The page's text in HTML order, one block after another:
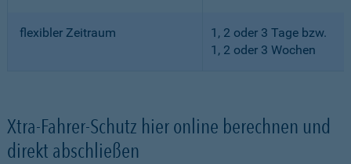
flexibler Zeitraum
1, 2 oder 3 Tage bzw.
1, 2 oder 3 Wochen
Xtra-Fahrer-Schutz hier online berechnen und
direkt abschließen